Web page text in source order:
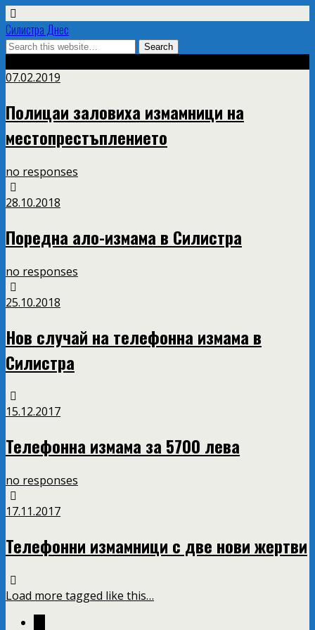
Силистра Днес
07.02.2019
Полицаи заловиха измамници на
местопрестъплението
no responses
28.10.2018
Поредна ало-измама в Силистра
no responses
25.10.2018
Нов случай на телефонна измама в
Силистра
15.12.2017
Телефонна измама за 5700 лева
no responses
17.11.2017
Телефонни измамници с две нови жертви
Load more tagged like this…